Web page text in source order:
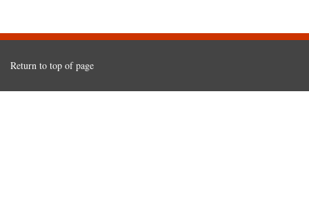
Return to top of page